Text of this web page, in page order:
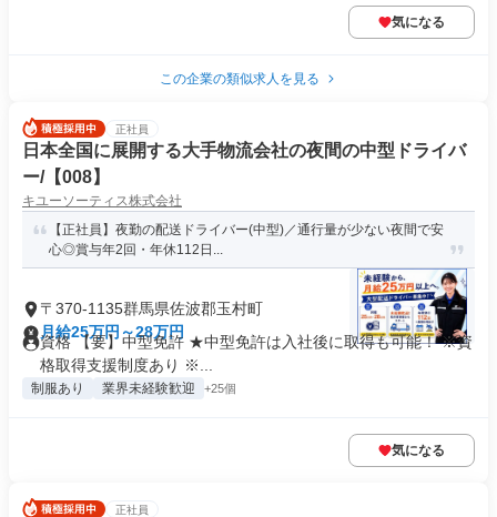
気になる
この企業の類似求人を見る
正社員
日本全国に展開する大手物流会社の夜間の中型ドライバ
ー/【008】
キユーソーティス株式会社
【正社員】夜勤の配送ドライバー(中型)／通行量が少ない夜間で安
心◎賞与年2回・年休112日...
〒370-1135群馬県佐波郡玉村町
月給25万円～28万円
資格 【要】中型免許 ★中型免許は入社後に取得も可能！ ※資
格取得支援制度あり ※...
制服あり 業界未経験歓迎 +25個
気になる
正社員